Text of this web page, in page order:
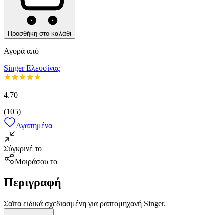
Προσθήκη στο καλάθι
Αγορά από
Singer Ελευσίνας
4.70
(105)
Αγαπημένα
Σύγκρινέ το
Μοιράσου το
Περιγραφή
Σαϊτα ειδικά σχεδιασμένη για ραπτομηχανή Singer.